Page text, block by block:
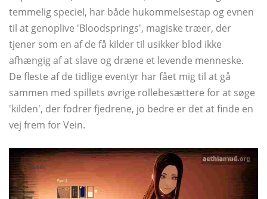
temmelig speciel, har både hukommelsestap og evnen
til at genoplive 'Bloodsprings', magiske træer, der
tjener som en af ​​de få kilder til usikker blod ikke
afhængig af at slave og dræne et levende menneske.
De fleste af de tidlige eventyr har fået mig til at gå
sammen med spillets øvrige rollebesættere for at søge
'kilden', der fodrer fjedrene, jo bedre er det at finde en
vej frem for Vein.